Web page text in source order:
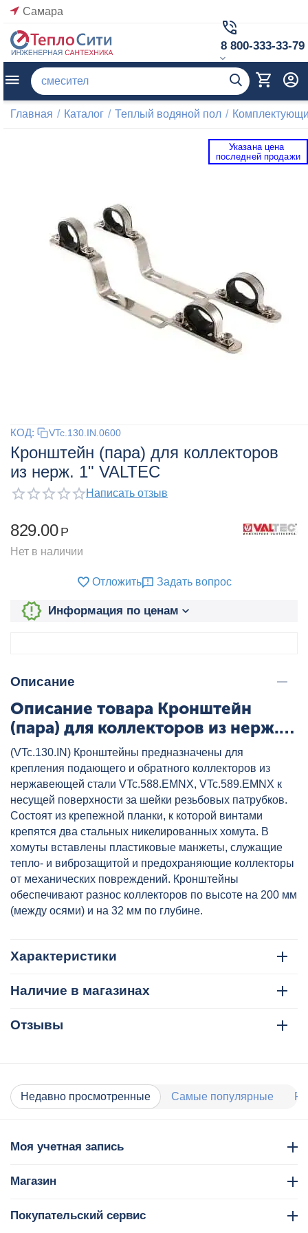
Самара
8 800-333-33-79
Главная / Каталог / Теплый водяной пол /
Указана цена
последней продажи
КОД: VTc.130.IN.0600
Кронштейн (пара) для коллекторов
из нерж. 1" VALTEC
Написать отзыв
829.00 Р
Нет в наличии
Отложить Задать вопрос
Информация по ценам
Описание
Описание товара Кронштейн
(пара) для коллекторов из нерж.
1" VALTEC, артикул:
VTc.130.IN.0600
(VTc.130.IN) Кронштейны предназначены для
крепления подающего и обратного коллекторов из
нержавеющей стали VTc.588.EMNX, VTc.589.EMNX к
несущей поверхности за шейки резьбовых патрубков.
Состоят из крепежной планки, к которой винтами
крепятся два стальных никелированных хомута. В
хомуты вставлены пластиковые манжеты, служащие
тепло- и виброзащитой и предохраняющие коллекторы
от механических повреждений. Кронштейны
обеспечивают разнос коллекторов по высоте на 200 мм
(между осями) и на 32 мм по глубине.
Характеристики
Наличие в магазинах
Отзывы
Недавно просмотренные Самые популярные
Моя учетная запись
Магазин
Покупательский сервис